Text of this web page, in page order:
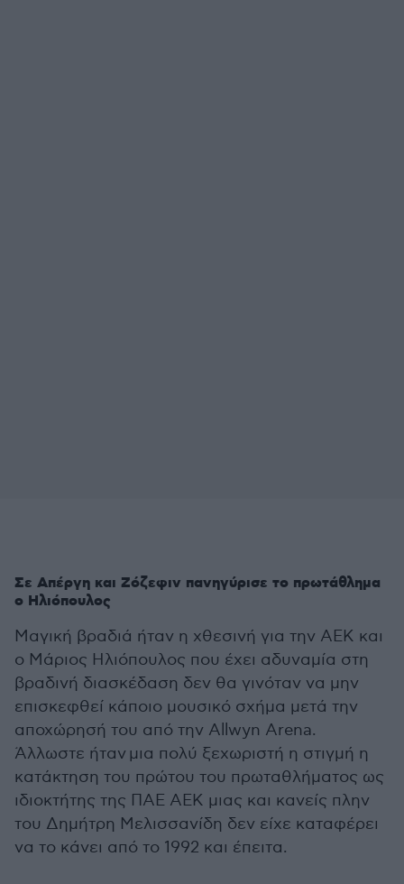
Σε Απέργη και Ζόζεφιν πανηγύρισε το πρωτάθλημα
ο Ηλιόπουλος
Μαγική βραδιά ήταν η χθεσινή για την ΑΕΚ και
ο Μάριος Ηλιόπουλος που έχει αδυναμία στη
βραδινή διασκέδαση δεν θα γινόταν να μην
επισκεφθεί κάποιο μουσικό σχήμα μετά την
αποχώρησή του από την Allwyn Arena.
Άλλωστε ήταν μια πολύ ξεχωριστή η στιγμή η
κατάκτηση του πρώτου του πρωταθλήματος ως
ιδιοκτήτης της ΠΑΕ ΑΕΚ μιας και κανείς πλην
του Δημήτρη Μελισσανίδη δεν είχε καταφέρει
να το κάνει από το 1992 και έπειτα.